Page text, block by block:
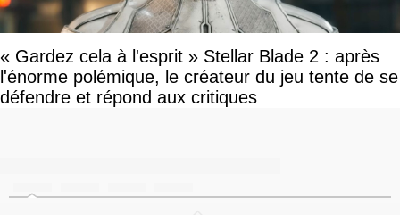
« Gardez cela à l'esprit » Stellar Blade 2 : après
l'énorme polémique, le créateur du jeu tente de se
défendre et répond aux critiques